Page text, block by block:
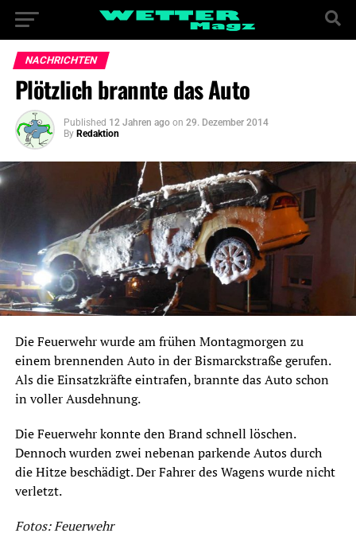
NACHRICHTEN
Plötzlich brannte das Auto
Published 12 Jahren ago on 29. Dezember 2014
By Redaktion
Die Feuerwehr wurde am frühen Montagmorgen zu
einem brennenden Auto in der Bismarckstraße gerufen.
Als die Einsatzkräfte eintrafen, brannte das Auto schon
in voller Ausdehnung.
Die Feuerwehr konnte den Brand schnell löschen.
Dennoch wurden zwei nebenan parkende Autos durch
die Hitze beschädigt. Der Fahrer des Wagens wurde nicht
verletzt.
Fotos: Feuerwehr